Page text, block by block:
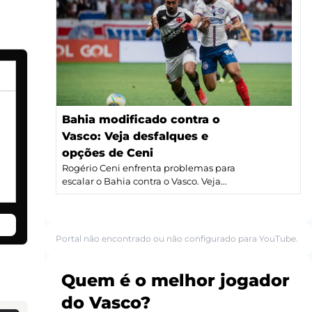
Bahia modificado contra o
Vasco: Veja desfalques e
opções de Ceni
Rogério Ceni enfrenta problemas para
escalar o Bahia contra o Vasco. Veja...
Portal não encontrado ou não configurado para YouTube.
Quem é o melhor jogador
do Vasco?